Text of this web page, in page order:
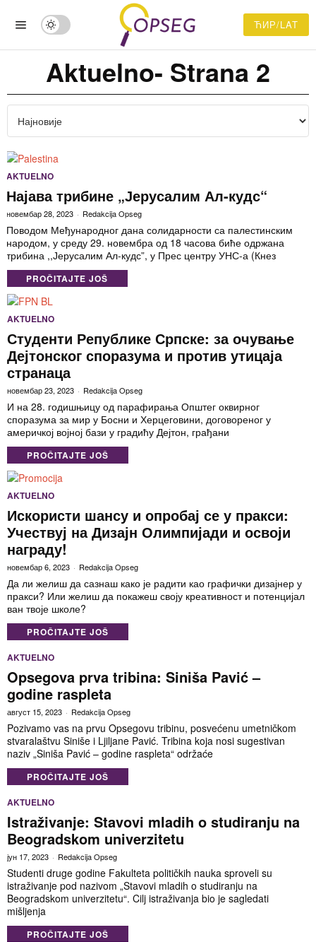
ЋИР/LAT
Aktuelno- Strana 2
AKTUELNO
Најава трибине „Јерусалим Ал-кудс“
новембар 28, 2023 Redakcija Opseg
Поводом Међународног дана солидарности са палестинским
народом, у среду 29. новембра од 18 часова биће одржана
трибина ,,Јерусалим Ал-кудс”, у Прес центру УНС-а (Кнез
PROČITAJTE JOŠ
AKTUELNO
Студенти Републике Српске: за очување
Дејтонског споразума и против утицаја
странаца
новембар 23, 2023 Redakcija Opseg
И на 28. годишњицу од парафирања Општег оквирног
споразума за мир у Босни и Херцеговини, договореног у
америчкој војној бази у градићу Дејтон, грађани
PROČITAJTE JOŠ
AKTUELNO
Искористи шансу и опробај се у пракси:
Учествуј на Дизајн Олимпијади и освоји
награду!
новембар 6, 2023 Redakcija Opseg
Да ли желиш да сазнаш како је радити као графички дизајнер у
пракси? Или желиш да покажеш своју креативност и потенцијал
ван твоје школе?
PROČITAJTE JOŠ
AKTUELNO
Opsegova prva tribina: Siniša Pavić –
godine raspleta
август 15, 2023 Redakcija Opseg
Pozivamo vas na prvu Opsegovu tribinu, posvećenu umetničkom
stvaralaštvu Siniše i Ljiljane Pavić. Tribina koja nosi sugestivan
naziv „Siniša Pavić – godine raspleta“ održaće
PROČITAJTE JOŠ
AKTUELNO
Istraživanje: Stavovi mladih o studiranju na
Beogradskom univerzitetu
јун 17, 2023 Redakcija Opseg
Studenti druge godine Fakulteta političkih nauka sproveli su
istraživanje pod nazivom „Stavovi mladih o studiranju na
Beogradskom univerzitetu“. Cilj istraživanja bio je sagledati
mišljenja
PROČITAJTE JOŠ